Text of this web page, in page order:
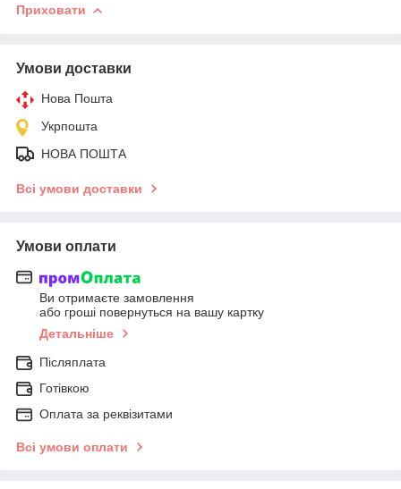
Приховати
Умови доставки
Нова Пошта
Укрпошта
НОВА ПОШТА
Всі умови доставки
Умови оплати
Ви отримаєте замовлення
або гроші повернуться на вашу картку
Детальніше
Післяплата
Готівкою
Оплата за реквізитами
Всі умови оплати